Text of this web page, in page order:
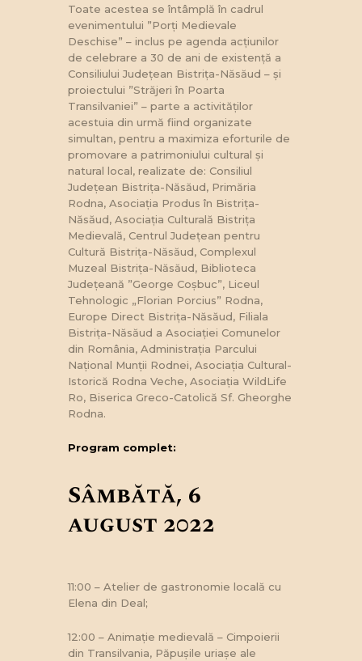
Toate acestea se întâmplă în cadrul
evenimentului ”Porți Medievale
Deschise” – inclus pe agenda acțiunilor
de celebrare a 30 de ani de existență a
Consiliului Județean Bistrița-Năsăud – și
proiectului ”Străjeri în Poarta
Transilvaniei” – parte a activităților
acestuia din urmă fiind organizate
simultan, pentru a maximiza eforturile de
promovare a patrimoniului cultural și
natural local, realizate de: Consiliul
Județean Bistrița-Năsăud, Primăria
Rodna, Asociația Produs în Bistrița-
Năsăud, Asociația Culturală Bistrița
Medievală, Centrul Județean pentru
Cultură Bistrița-Năsăud, Complexul
Muzeal Bistrița-Năsăud, Biblioteca
Județeană ”George Coșbuc”, Liceul
Tehnologic „Florian Porcius” Rodna,
Europe Direct Bistrița-Năsăud, Filiala
Bistrița-Năsăud a Asociației Comunelor
din România, Administrația Parcului
Național Munții Rodnei, Asociația Cultural-
Istorică Rodna Veche, Asociația WildLife
Ro, Biserica Greco-Catolică Sf. Gheorghe
Rodna.
Program complet:
Sâmbătă, 6
august 2022
11:00 – Atelier de gastronomie locală cu
Elena din Deal;
12:00 – Animație medievală – Cimpoierii
din Transilvania, Păpușile uriașe ale